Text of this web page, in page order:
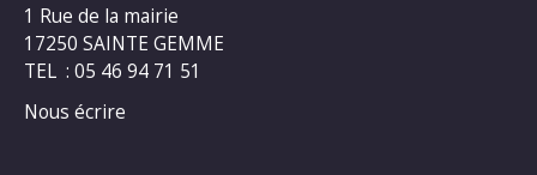
1 Rue de la mairie
17250 SAINTE GEMME
TEL : 05 46 94 71 51
Nous écrire